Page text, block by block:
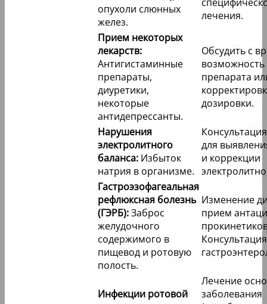
опухоли слюнных
желез.
лечения.
Прием некоторых
лекарств:
Антигистаминные
препараты,
диуретики,
некоторые
антидепрессанты.
Обсудить с
препарата
дозировки.
Нарушения
электролитного
баланса: Избыток
натрия в организме.
для
и коррекции
Гастроэзофагеальная
рефлюксная болезнь
(ГЭРБ):Заброс
желудочного
содержимого в
пищевод и ротовую
полость.
Изменение
прием
Консультация
Инфекции ротовой
Лечение
заболевания